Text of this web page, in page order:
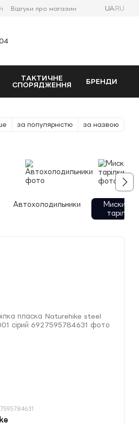
Відгуки про магазин
UA RU
ТАКТИЧНЕ
СПОРЯДЖЕННЯ
БРЕНДИ
за популярністю за назвою
Автохолодильники
Миски та
тарілки